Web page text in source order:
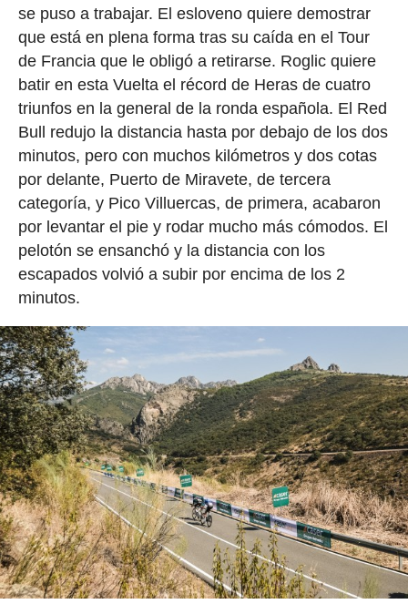
se puso a trabajar. El esloveno quiere demostrar
que está en plena forma tras su caída en el Tour
de Francia que le obligó a retirarse. Roglic quiere
batir en esta Vuelta el récord de Heras de cuatro
triunfos en la general de la ronda española. El Red
Bull redujo la distancia hasta por debajo de los dos
minutos, pero con muchos kilómetros y dos cotas
por delante, Puerto de Miravete, de tercera
categoría, y Pico Villuercas, de primera, acabaron
por levantar el pie y rodar mucho más cómodos. El
pelotón se ensanchó y la distancia con los
escapados volvió a subir por encima de los 2
minutos.